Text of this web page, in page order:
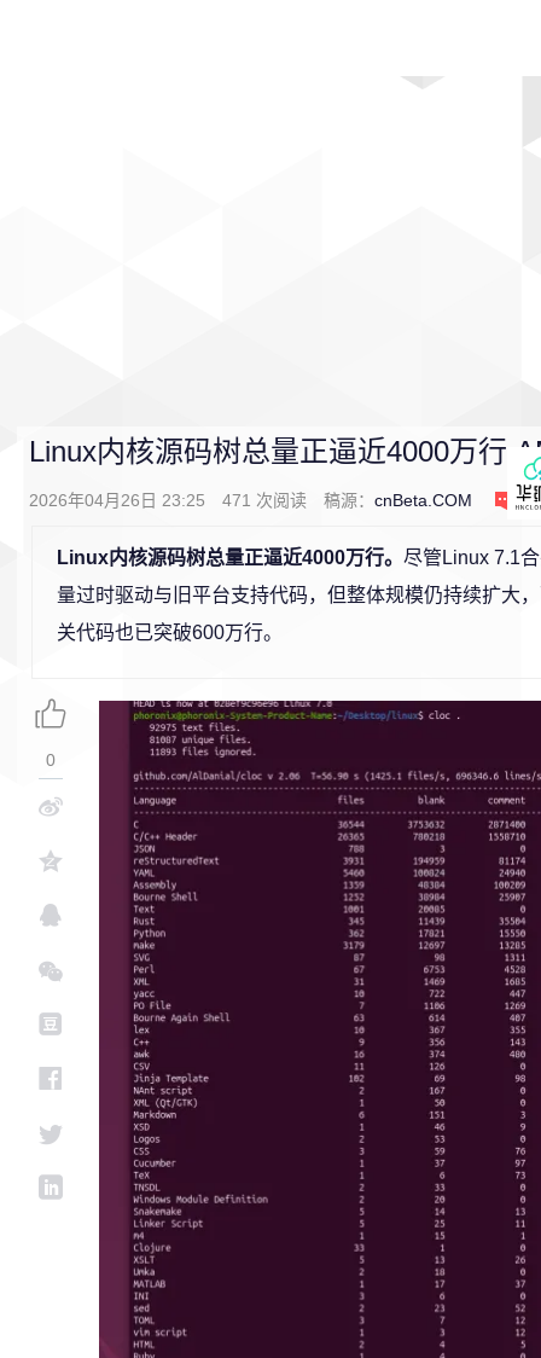
Linux内核源码树总量正逼近4000万行
2026年04月26日 23:25 471 次阅读 稿源： cnBeta.COM 0
Linux内核源码树总量正逼近4000万行。 尽管Linux 7.1
量过时驱动与旧平台支持代码，但整体规模仍持续扩大
关代码也已突破600万行。
0